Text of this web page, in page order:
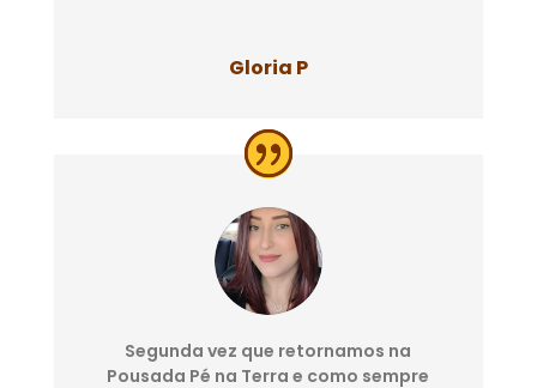
Gloria P
Segunda vez que retornamos na
Pousada Pé na Terra e como sempre